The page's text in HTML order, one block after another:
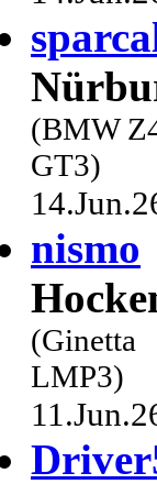
(BMW
GT3)
nismo
(Ginetta
LMP3)